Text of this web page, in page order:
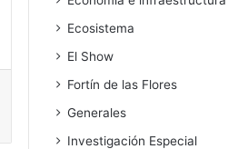
Ecosistema
El Show
Fortín de las Flores
Generales
Investigación Especial